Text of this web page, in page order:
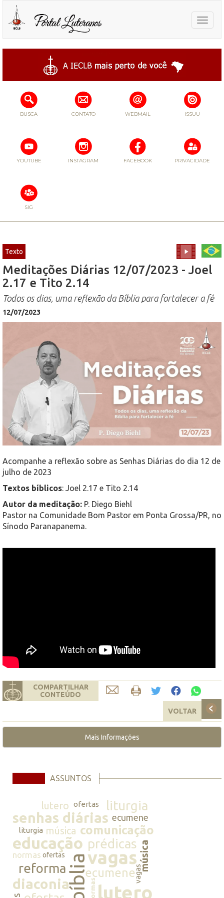
Toggle
BUSCA CONTATO WEBMAIL ISSUU
YOUTUBE INSTAGRAM FACEBOOK PRIVACIDADE
SIG
Texto
Meditações Diárias 12/07/2023 - Joel
2.17 e Tito 2.14
Todos os dias, uma reflexão da Bíblia para fortalecer a fé
12/07/2023
Acompanhe a reflexão sobre as Senhas Diárias do dia 12 de
julho de 2023
Textos bíblicos: Joel 2.17 e Tito 2.14
Autor da meditação: P. Diego Biehl
Pastor na Comunidade Bom Pastor em Ponta Grossa/PR, no
Sínodo Paranapanema.
COMPARTILHAR
CONTEÚDO
VOLTAR
Mais Informações
ASSUNTOS
lutero ofertas liturgia
senhas diárias ecumene
liturgia música comunicação
educação prédicasmúsica
normas ofertasbíbliavagas
reforma
diaconia
ecumenevagas
normaslutero